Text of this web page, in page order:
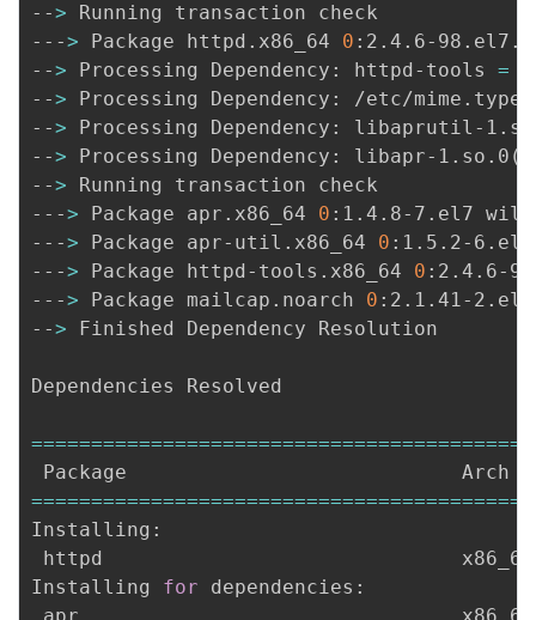
--> Running transaction check
---> Package httpd.x86_64 0 :2.4.6-
--> Processing Dependency: httpd-tools =
--> Processing Dependency: /etc/
--> Processing Dependency: libaprutil-
--> Processing Dependency: libapr-1.so.0 (
--> Running transaction check
---> Package apr.x86_64 0 :1.4.8-7.el7
---> Package apr-util.x86_64 0 :1.5.2-
---> Package httpd-tools.x86_64 0 :2.4.6-
---> Package mailcap.noarch 0 :2.1.41-
--> Finished Dependency Resolution
Dependencies Resolved
==========================================
==========================================
Installing:
httpd
Installing for dependencies:
apr